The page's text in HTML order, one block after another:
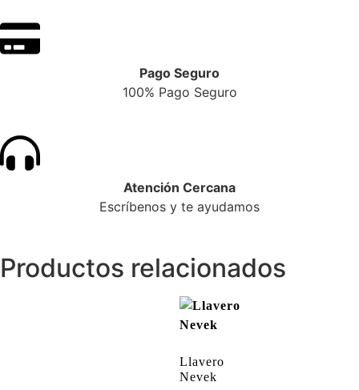
Pago Seguro
100% Pago Seguro
Atención Cercana
Escríbenos y te ayudamos
Productos relacionados
Llavero
Nevek